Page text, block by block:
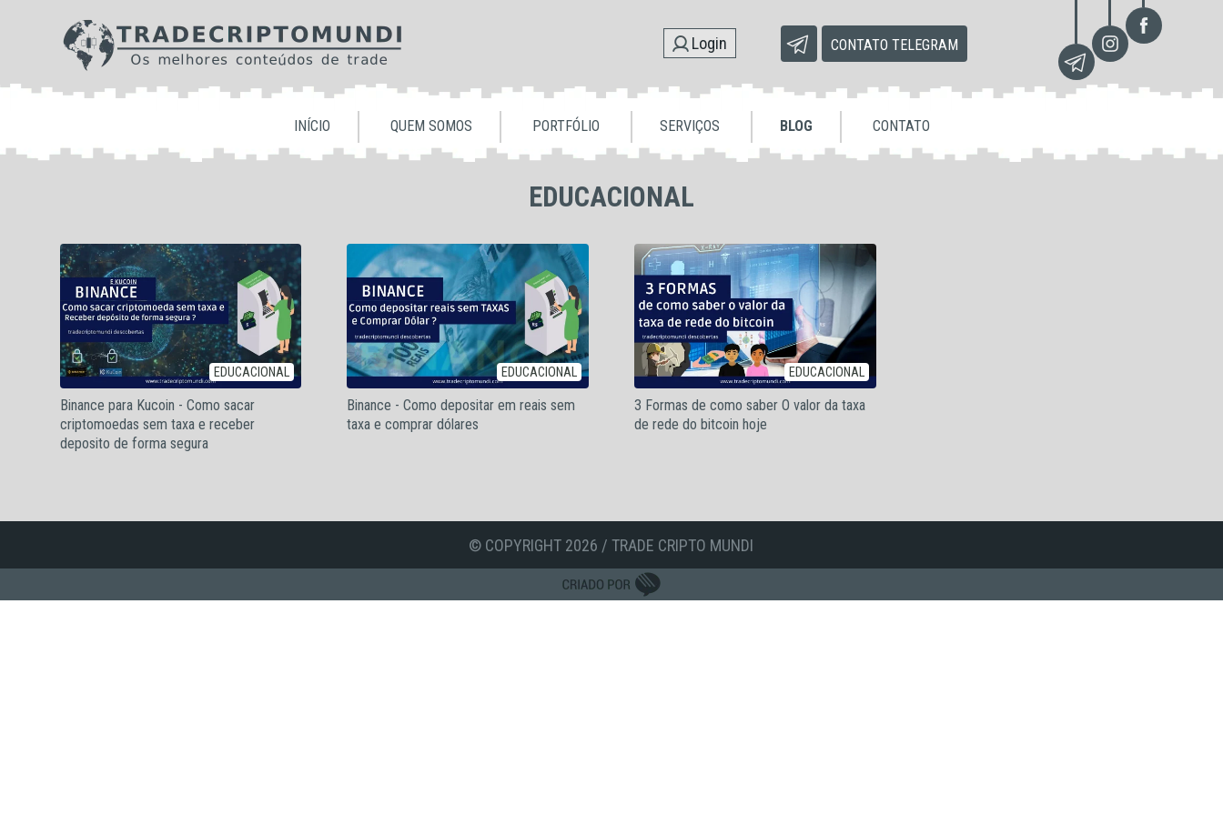
CONTATO TELEGRAM
Login
INÍCIO QUEM SOMOS PORTFÓLIO SERVIÇOS BLOG CONTATO
EDUCACIONAL
EDUCACIONAL
Binance para Kucoin - Como sacar
criptomoedas sem taxa e receber
deposito de forma segura
EDUCACIONAL
Binance - Como depositar em reais sem
taxa e comprar dólares
EDUCACIONAL
3 Formas de como saber O valor da taxa
de rede do bitcoin hoje
© COPYRIGHT 2026 / TRADE CRIPTO MUNDI